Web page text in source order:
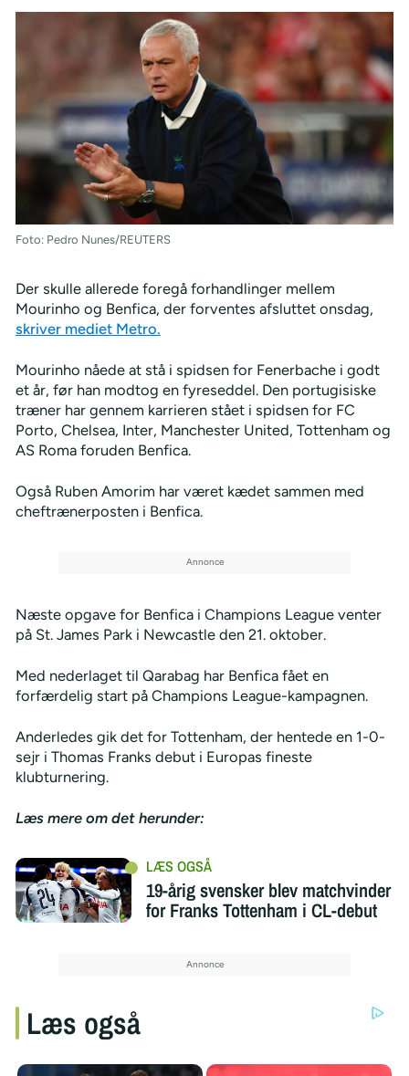
Foto: Pedro Nunes/REUTERS
Der skulle allerede foregå forhandlinger mellem
Mourinho og Benfica, der forventes afsluttet onsdag,
skriver mediet Metro.
Mourinho nåede at stå i spidsen for Fenerbache i godt
et år, før han modtog en fyreseddel. Den portugisiske
træner har gennem karrieren stået i spidsen for FC
Porto, Chelsea, Inter, Manchester United, Tottenham og
AS Roma foruden Benfica.
Også Ruben Amorim har været kædet sammen med
cheftrænerposten i Benfica.
Næste opgave for Benfica i Champions League venter
på St. James Park i Newcastle den 21. oktober.
Med nederlaget til Qarabag har Benfica fået en
forfærdelig start på Champions League-kampagnen.
Anderledes gik det for Tottenham, der hentede en 1-0-
sejr i Thomas Franks debut i Europas fineste
klubturnering.
Læs mere om det herunder:
19-årig svensker blev matchvinder
for Franks Tottenham i CL-debut